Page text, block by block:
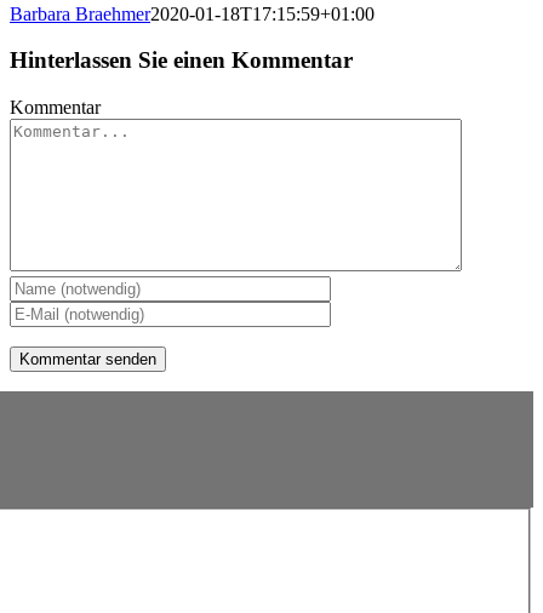
Barbara Braehmer2020-01-18T17:15:59+01:00
Hinterlassen Sie einen Kommentar
Kommentar